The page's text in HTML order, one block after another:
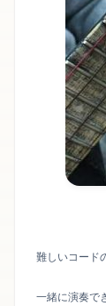
難しいコード
一緒に演奏で